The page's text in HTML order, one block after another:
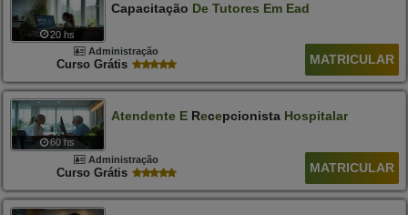
20 hs
Capacitação De Tutores Em Ead
Administração
Curso Grátis MATRICULAR
60 hs
AtENdENtE ERECEPcionista Hospitalar
Administração
Curso Grátis MATRICULAR